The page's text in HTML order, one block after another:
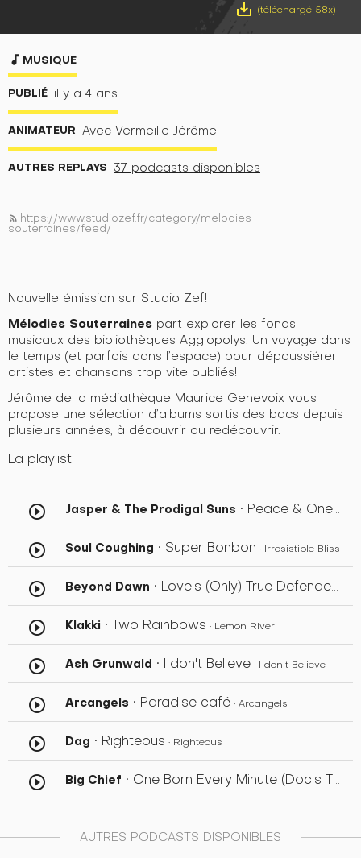
save_alt (téléchargé 58x)
music_note MUSIQUE
PUBLIÉ il y a 4 ans
ANIMATEUR Avec Vermeille Jérôme
AUTRES REPLAYS 37 podcasts disponibles
rss_feed https://www.studiozef.fr/category/melodies-
souterraines/feed/
Nouvelle émission sur Studio Zef!
Mélodies Souterraines part explorer les fonds
musicaux des bibliothèques Agglopolys. Un voyage dans
le temps (et parfois dans l’espace) pour dépoussiérer
artistes et chansons trop vite oubliés!
Jérôme de la médiathèque Maurice Genevoix vous
propose une sélection d’albums sortis des bacs depuis
plusieurs années, à découvrir ou redécouvrir.
La playlist
play_circle_outline Jasper & The Prodigal Suns • Peace & One Love
play_circle_outline Soul Coughing • Super Bonbon • Irresistible Bliss
play_circle_outline Beyond Dawn • Love's (Only) True Defender •
play_circle_outline Klakki • Two Rainbows • Lemon River
play_circle_outline Ash Grunwald • I don't Believe • I don't Believe
play_circle_outline Arcangels • Paradise café • Arcangels
play_circle_outline Dag • Righteous • Righteous
play_circle_outline Big Chief • One Born Every Minute (Doc's Theme)
AUTRES PODCASTS DISPONIBLES